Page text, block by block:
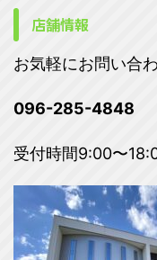
店舗情報
お気軽にお問い合
096-285-4848
受付時間9:00〜